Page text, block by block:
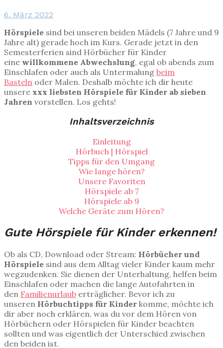
6. März 2022
Hörspiele sind bei unseren beiden Mädels (7 Jahre und 9
Jahre alt) gerade hoch im Kurs. Gerade jetzt in den
Semesterferien sind Hörbücher für Kinder
eine willkommene Abwechslung, egal ob abends zum
Einschlafen oder auch als Untermalung beim
Basteln oder Malen. Deshalb möchte ich dir heute
unsere xxx liebsten Hörspiele für Kinder ab sieben
Jahren vorstellen. Los gehts!
Inhaltsverzeichnis
Einleitung
Hörbuch | Hörspiel
Tipps für den Umgang
Wie lange hören?
Unsere Favoriten
Hörspiele ab 7
Hörspiele ab 9
Welche Geräte zum Hören?
Gute Hörspiele für Kinder erkennen!
Ob als CD, Download oder Stream: Hörbücher und
Hörspiele sind aus dem Alltag vieler Kinder kaum mehr
wegzudenken. Sie dienen der Unterhaltung, helfen beim
Einschlafen oder machen die lange Autofahrten in
den Familienurlaub erträglicher. Bevor ich zu
unseren Hörbuchtipps für Kinder komme, möchte ich
dir aber noch erklären, was du vor dem Hören von
Hörbüchern oder Hörspielen für Kinder beachten
sollten und was eigentlich der Unterschied zwischen
den beiden ist.